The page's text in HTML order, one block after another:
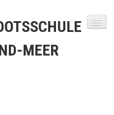
MEER